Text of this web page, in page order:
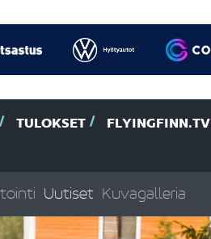
TULOKSET FLYINGFINN.TV
Uutiset Kuvagalleria